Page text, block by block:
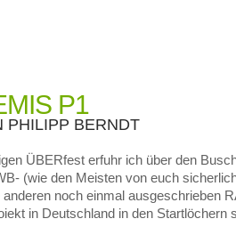
P1
PHILIPP BERNDT
ÜBERfest erfuhr ich über den
(wie den Meisten von euch
anderen noch einmal ausgeschrieben
in Deutschland in den Startlöchern